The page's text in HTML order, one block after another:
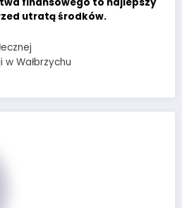
utratą środków.
w Wałbrzychu